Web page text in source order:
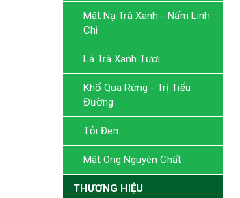
Mặt Nạ Trà Xanh - Nấm Linh
Chi
Lá Trà Xanh Tươi
Khổ Qua Rừng - Trị Tiểu
Đường
Tỏi Đen
Mật Ong Nguyên Chất
THƯƠNG HIỆU